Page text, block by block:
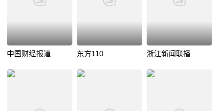
中国财经报道 东方110 浙江新闻联播